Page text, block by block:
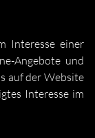
Interesse einer
Angebote und
auf der Website
Interesse im